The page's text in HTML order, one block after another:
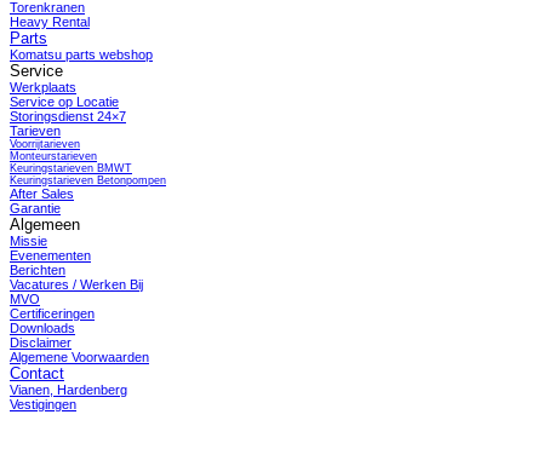
Torenkranen
Heavy Rental
Parts
Komatsu parts webshop
Service
Werkplaats
Service op Locatie
Storingsdienst 24×7
Tarieven
Voorrijtarieven
Monteurstarieven
Keuringstarieven BMWT
Keuringstarieven Betonpompen
After Sales
Garantie
Algemeen
Missie
Evenementen
Berichten
Vacatures / Werken Bij
MVO
Certificeringen
Downloads
Disclaimer
Algemene Voorwaarden
Contact
Vianen, Hardenberg
Vestigingen